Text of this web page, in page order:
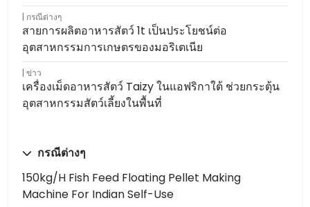
กรณีต่างๆ
สายการผลิตอาหารสัตว์ 1t เป็นประโยชน์ต่อ
อุตสาหกรรมการเกษตรของมอริเตเนีย
ข่าว
เครื่องเม็ดอาหารสัตว์ Taizy ในแอฟริกาใต้ ช่วยกระตุ้น
อุตสาหกรรมสัตว์เลี้ยงในพื้นที่
กรณีต่างๆ
150kg/h Fish Feed Floating Pellet Making
Machine For Indian Self-Use